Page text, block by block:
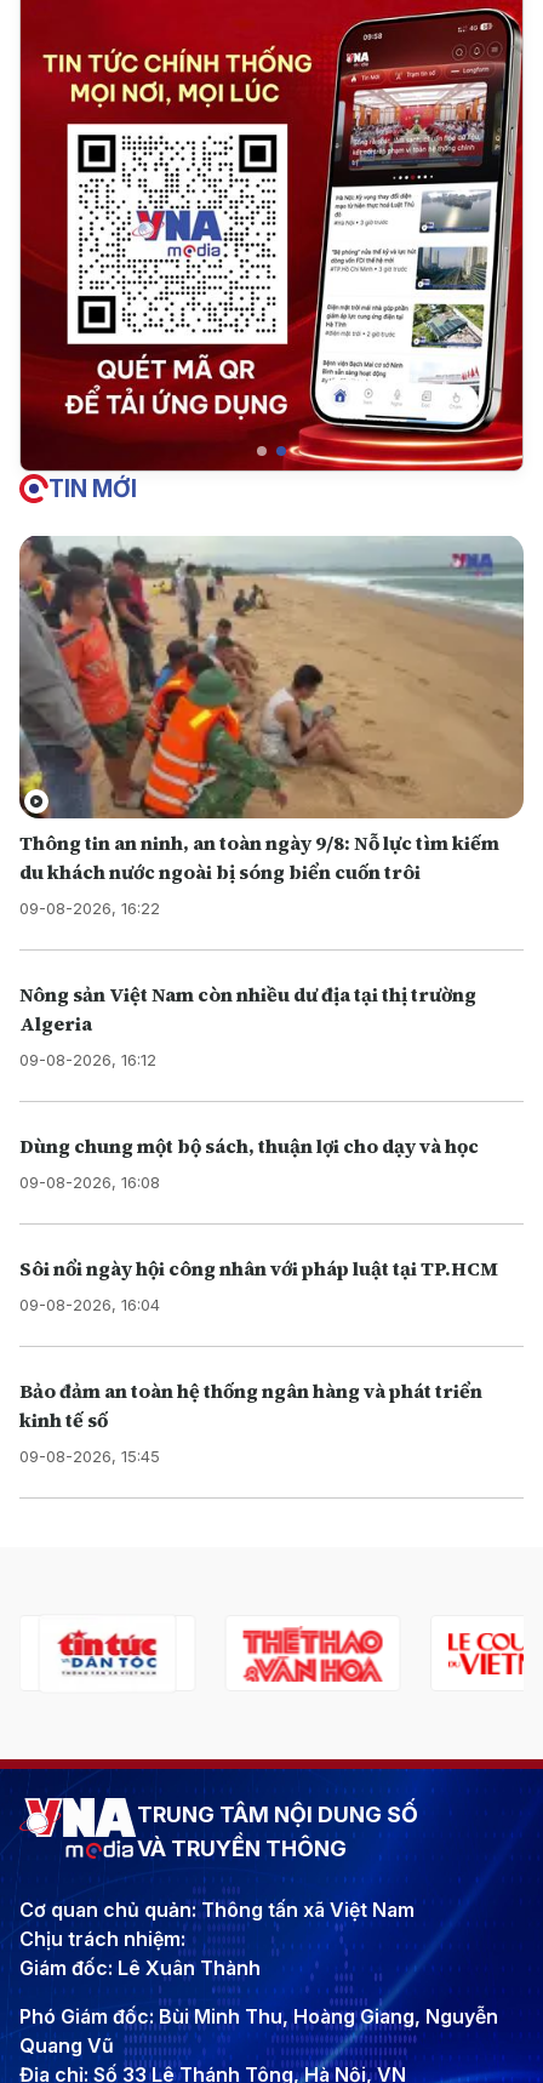
TIN MỚI
Thông tin an ninh, an toàn ngày 9/8: Nỗ lực tìm kiếm
du khách nước ngoài bị sóng biển cuốn trôi
09-08-2026, 16:22
Nông sản Việt Nam còn nhiều dư địa tại thị trường
Algeria
09-08-2026, 16:12
Dùng chung một bộ sách, thuận lợi cho dạy và học
09-08-2026, 16:08
Sôi nổi ngày hội công nhân với pháp luật tại TP.HCM
09-08-2026, 16:04
Bảo đảm an toàn hệ thống ngân hàng và phát triển
kinh tế số
09-08-2026, 15:45
TRUNG TÂM NỘI DUNG SỐ
VÀ TRUYỀN THÔNG
Cơ quan chủ quản: Thông tấn xã Việt Nam
Chịu trách nhiệm:
Giám đốc: Lê Xuân Thành
Phó Giám đốc: Bùi Minh Thu, Hoàng Giang, Nguyễn
Quang Vũ
Địa chỉ: Số 33 Lê Thánh Tông, Hà Nội, VN